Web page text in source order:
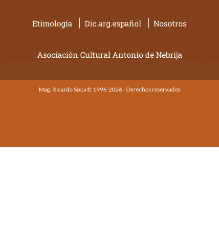
Etimología Dic.arg.español Nosotros
Asociación Cultural Antonio de Nebrija
Mag. Ricardo Soca © 1996-2026 - Derechos reservados